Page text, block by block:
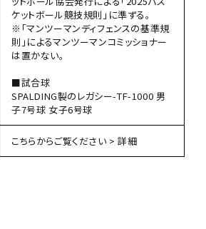
ケットボール競技規則」に準ずる。
※「マンツーマンディフェンスの基準規
則」によるマンツーマンコミッショナー
は置かない。
■試合球
SPALDING製のレガシー-TF-1000 男
子7号球 女子6号球
こちらからご覧ください >詳細